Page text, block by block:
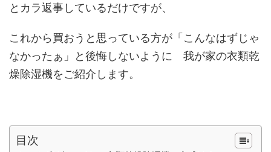
とカラ返事しているだけですが、
これから買おうと思っている方が「こんなはずじゃ
なかったぁ」と後悔しないように 我が家の衣類乾
燥除湿機をご紹介します。
目次